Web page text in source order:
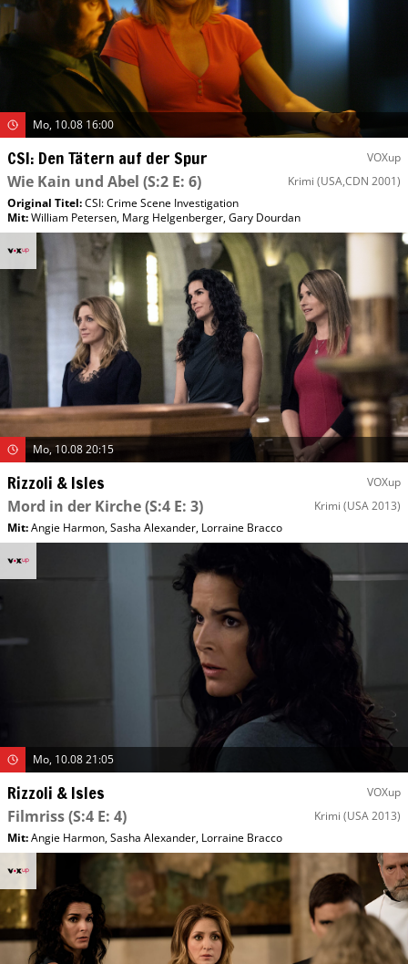
Mo, 10.08 16:00
CSI: Den Tätern auf der Spur VOXup
Wie Kain und Abel (S:2 E: 6) Krimi (USA,CDN 2001)
Original Titel:CSI: Crime Scene Investigation
Mit:William Petersen, Marg Helgenberger,Gary Dourdan
Mo, 10.08 20:15
Rizzoli & Isles VOXup
Mord in der Kirche(S:4 E: 3) Krimi (USA 2013)
Mit:Angie Harmon,Sasha Alexander, Lorraine Bracco
Mo, 10.08 21:05
Rizzoli & Isles VOXup
Filmriss(S:4 E: 4) Krimi (USA 2013)
Mit:Angie Harmon,Sasha Alexander, Lorraine Bracco